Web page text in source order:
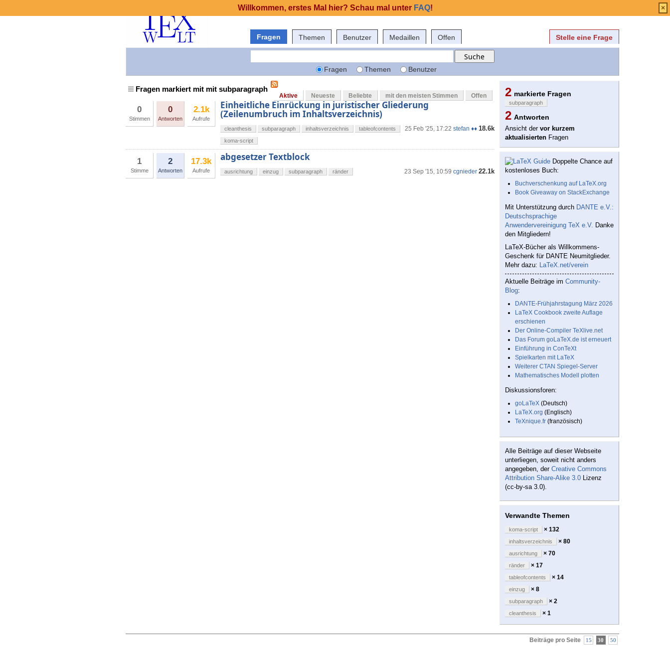
Fragen Themen Benutzer Medaillen Offen Stelle eine Frage
Fragen Themen Benutzer
Fragen markiert mit mit subparagraph
Aktive Neueste Beliebte mit den meisten Stimmen Offen
0
Stimmen
0
Antworten
2.1k
Aufrufe
Einheitliche Einrückung in juristischer Gliederung
(Zeilenumbruch im Inhaltsverzeichnis)
25 Feb '25, 17:22 stefan ♦♦ 18.6k
cleanthesis subparagraph inhaltsverzeichnis
tableofcontents
koma-script
1
Stimme
2
Antworten
17.3k
Aufrufe
abgesetzer Textblock
23 Sep '15, 10:59 cgnieder 22.1k
ausrichtung einzug subparagraph ränder
2 markierte Fragen
subparagraph
2 Antworten
Ansicht der vor kurzem
aktualisierten Fragen
Doppelte Chance auf
kostenloses Buch:
Buchverschenkung auf LaTeX.org
Book Giveaway on StackExchange
Mit Unterstützung durch DANTE e.V.:
Deutschsprachige
Anwendervereinigung TeX e.V. Danke
den Mitgliedern!
LaTeX-Bücher als Willkommens-
Geschenk für DANTE Neumitglieder.
Mehr dazu: LaTeX.net/verein
Aktuelle Beiträge im Community-
Blog:
DANTE-Frühjahrstagung März 2026
LaTeX Cookbook zweite Auflage
erschienen
Der Online-Compiler TeXlive.net
Das Forum goLaTeX.de ist erneuert
Einführung in ConTeXt
Spielkarten mit LaTeX
Weiterer CTAN Spiegel-Server
Mathematisches Modell plotten
Diskussionsforen:
goLaTeX (Deutsch)
LaTeX.org (Englisch)
TeXnique.fr (französisch)
Alle Beiträge auf dieser Webseite
unterliegen, soweit nicht anders
angegeben, der Creative Commons
Attribution Share-Alike 3.0 Lizenz
(cc-by-sa 3.0).
Verwandte Themen
koma-script × 132
inhaltsverzeichnis × 80
ausrichtung × 70
ränder × 17
tableofcontents × 14
einzug × 8
subparagraph × 2
cleanthesis × 1
Beiträge pro Seite 15 30 50
Willkommen, erstes Mal hier? Schau mal unter FAQ! ×